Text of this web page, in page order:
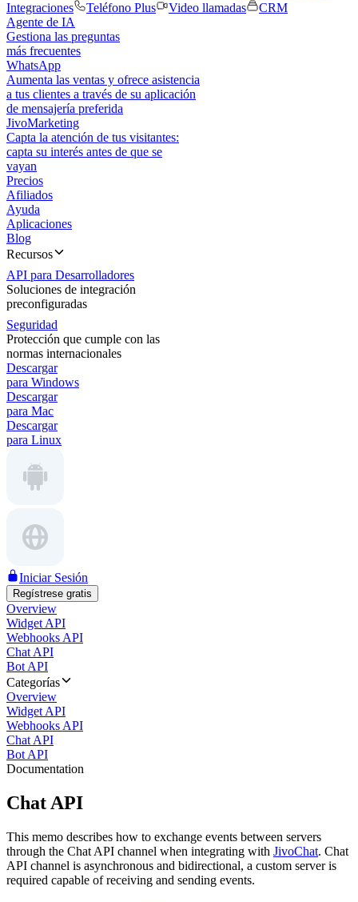
Integraciones
Teléfono Plus Video llamadas
CRM
Agente de IA
Gestiona las preguntas
más frecuentes
WhatsApp
Aumenta las ventas y ofrece asistencia
a tus clientes a través de su aplicación
de mensajería preferida
JivoMarketing
Capta la atención de tus visitantes:
capta su interés antes de que se
vayan
Precios
Afiliados
Ayuda
Aplicaciones
Blog
Recursos
API para Desarrolladores
Soluciones de integración
preconfiguradas
Seguridad
Protección que cumple con las
normas internacionales
Descargar
para Windows
Descargar
para Mac
Descargar
para Linux
Iniciar Sesión
Regístrese gratis
Overview
Widget API
Webhooks API
Chat API
Bot API
Categorías
Overview
Widget API
Webhooks API
Chat API
Bot API
Documentation
Chat API
This memo describes how to exchange events between servers
through the Chat API channel when integrating with JivoChat. Chat
API channel is asynchronous and bidirectional, a custom server is
required capable of receiving and sending events.